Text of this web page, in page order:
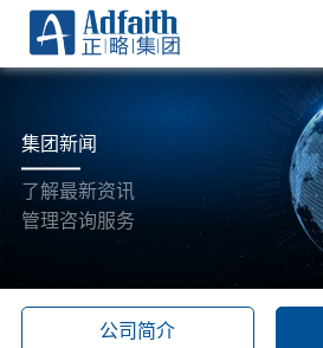
集团新闻
了解最新资讯
管理咨询服务
公司简介